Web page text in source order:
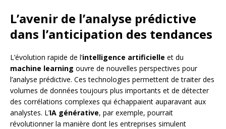
L’avenir de l’analyse prédictive
dans l’anticipation des tendances
L’évolution rapide de l’intelligence artificielle et du
machine learning ouvre de nouvelles perspectives pour
l’analyse prédictive. Ces technologies permettent de traiter des
volumes de données toujours plus importants et de détecter
des corrélations complexes qui échappaient auparavant aux
analystes. L’IA générative, par exemple, pourrait
révolutionner la manière dont les entreprises simulent